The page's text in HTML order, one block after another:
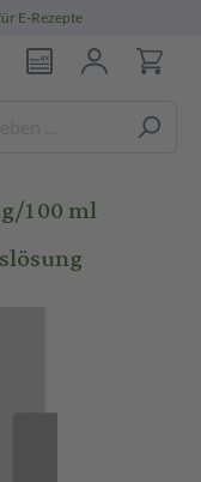
E-Rezepte
100 ml